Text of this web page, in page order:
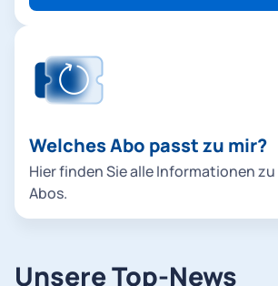
Welches Abo passt zu mir?
Hier finden Sie alle Informationen
Abos.
Unsere Top-News